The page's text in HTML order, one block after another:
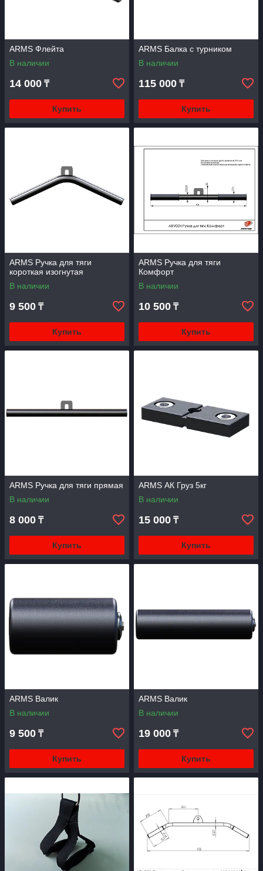
ARMS Флейта
В наличии
14 000 ₸
Купить
ARMS Балка с турником
В наличии
115 000 ₸
Купить
ARMS Ручка для тяги
короткая изогнутая
В наличии
9 500 ₸
Купить
ARMS Ручка для тяги
Комфорт
В наличии
10 500 ₸
Купить
ARMS Ручка для тяги прямая
В наличии
8 000 ₸
Купить
ARMS АК Груз 5кг
В наличии
15 000 ₸
Купить
ARMS Валик
В наличии
9 500 ₸
Купить
ARMS Валик
В наличии
19 000 ₸
Купить